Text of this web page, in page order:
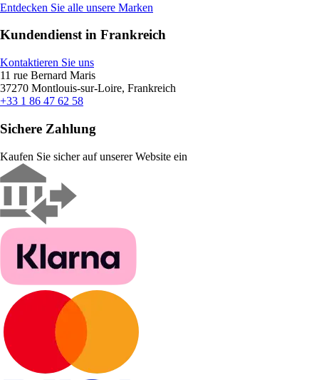
Entdecken Sie alle unsere Marken
Kundendienst in Frankreich
Kontaktieren Sie uns
11 rue Bernard Maris
37270 Montlouis-sur-Loire, Frankreich
+33 1 86 47 62 58
Sichere Zahlung
Kaufen Sie sicher auf unserer Website ein